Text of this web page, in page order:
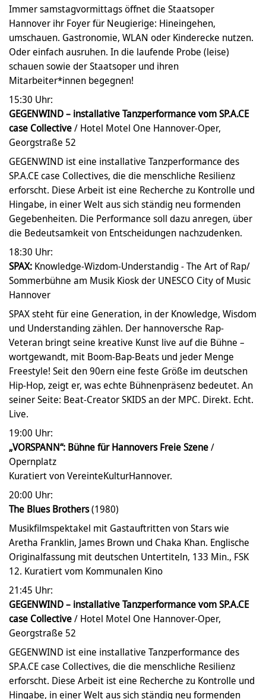
Immer samstagvormittags öffnet die Staatsoper
Hannover ihr Foyer für Neugierige: Hineingehen,
umschauen. Gastronomie, WLAN oder Kinderecke nutzen.
Oder einfach ausruhen. In die laufende Probe (leise)
schauen sowie der Staatsoper und ihren
Mitarbeiter*innen begegnen!
15:30 Uhr:
GEGENWIND – installative Tanzperformance vom SP.A.CE
case Collective/ Hotel Motel One Hannover-Oper,
Georgstraße 52
GEGENWIND ist eine installative Tanzperformance des
SP.A.CE case Collectives, die die menschliche Resilienz
erforscht. Diese Arbeit ist eine Recherche zu Kontrolle und
Hingabe, in einer Welt aus sich ständig neu formenden
Gegebenheiten. Die Performance soll dazu anregen, über
die Bedeutsamkeit von Entscheidungen nachzudenken.
18:30 Uhr:
SPAX: Knowledge-Wizdom-Understandig - The Art of Rap/
Sommerbühne am Musik Kiosk der UNESCO City of Music
Hannover
SPAX steht für eine Generation, in der Knowledge, Wisdom
und Understanding zählen. Der hannoversche Rap-
Veteran bringt seine kreative Kunst live auf die Bühne –
wortgewandt, mit Boom-Bap-Beats und jeder Menge
Freestyle! Seit den 90ern eine feste Größe im deutschen
Hip-Hop, zeigt er, was echte Bühnenpräsenz bedeutet. An
seiner Seite: Beat-Creator SKIDS an der MPC. Direkt. Echt.
Live.
19:00 Uhr:
„VORSPANN“: Bühne für Hannovers Freie Szene/
Opernplatz
Kuratiert von VereinteKulturHannover.
20:00 Uhr:
The Blues Brothers(1980)
Musikfilmspektakel mit Gastauftritten von Stars wie
Aretha Franklin, James Brown und Chaka Khan. Englische
Originalfassung mit deutschen Untertiteln, 133 Min., FSK
12. Kuratiert vom Kommunalen Kino
21:45 Uhr:
GEGENWIND – installative Tanzperformance vom SP.A.CE
case Collective/ Hotel Motel One Hannover-Oper,
Georgstraße 52
GEGENWIND ist eine installative Tanzperformance des
SP.A.CE case Collectives, die die menschliche Resilienz
erforscht. Diese Arbeit ist eine Recherche zu Kontrolle und
Hingabe, in einer Welt aus sich ständig neu formenden